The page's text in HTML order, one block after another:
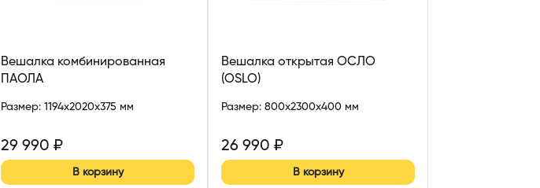
Вешалка комбинированная
ПАОЛА
Размер: 1194x2020x375 мм
29 990 ₽
В корзину
Вешалка открытая ОСЛО
(OSLO)
Размер: 800x2300x400 мм
26 990 ₽
В корзину